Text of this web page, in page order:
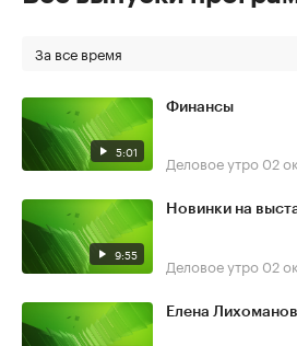
За все время
5:01
Финансы
Деловое утро 02
9:55
Новинки на
Деловое утро 02
Елена